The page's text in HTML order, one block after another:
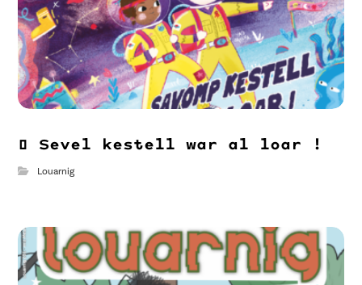
🌖 Sevel kestell war al loar !
Louarnig